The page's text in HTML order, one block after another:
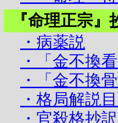
『命理正宗』
・病薬説
・「金不換
・「金不換
・格局解説
・官殺格抄訳